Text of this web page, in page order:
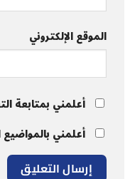
الموقع الإلكتروني
أعلمني بمتابعة
أعلمني بالمواضيع